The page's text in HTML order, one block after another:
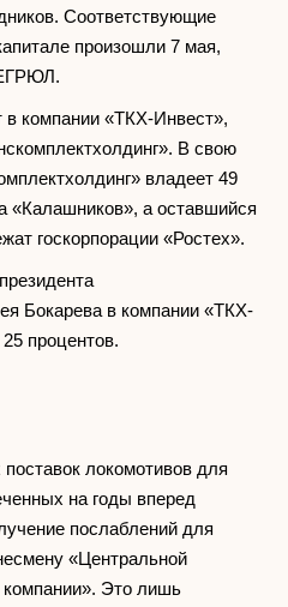
Соответствующие
произошли 7 мая,
компании «ТКХ-Инвест»,
В свою
владеет 49
«Калашников», а оставшийся
госкорпорации «Ростех».
Бокарева в компании «ТКХ-
процентов.
локомотивов для
на годы вперед
послаблений для
«Центральной
компании». Это лишь